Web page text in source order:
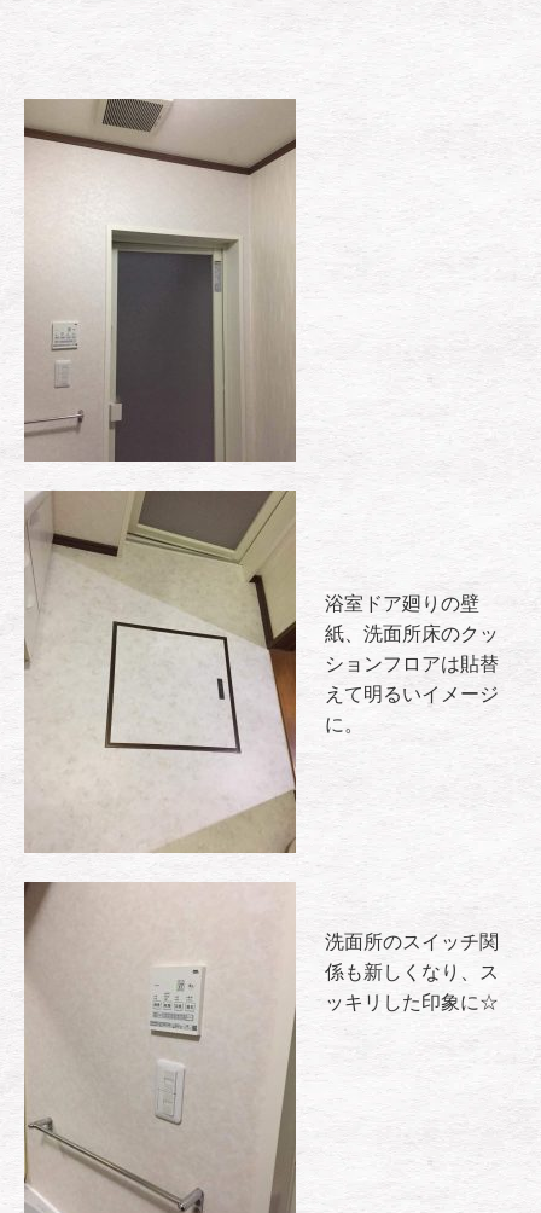
浴室ドア廻りの壁
紙、洗面所床のクッ
ションフロアは貼替
えて明るいイメージ
に。
洗面所のスイッチ関
係も新しくなり、ス
ッキリした印象に☆